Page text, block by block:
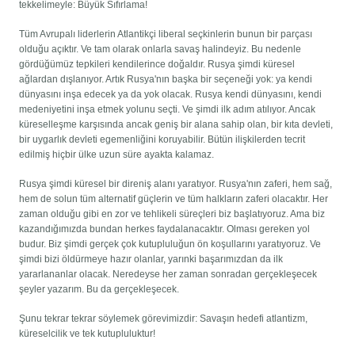
tekkelimeyle: Büyük Sıfırlama!
Tüm Avrupalı ​​liderlerin Atlantikçi liberal seçkinlerin bunun bir parçası
olduğu açıktır. Ve tam olarak onlarla savaş halindeyiz. Bu nedenle
gördüğümüz tepkileri kendilerince doğaldır. Rusya şimdi küresel
ağlardan dışlanıyor. Artık Rusya'nın başka bir seçeneği yok: ya kendi
dünyasını inşa edecek ya da yok olacak. Rusya kendi dünyasını, kendi
medeniyetini inşa etmek yolunu seçti. Ve şimdi ilk adım atılıyor. Ancak
küreselleşme karşısında ancak geniş bir alana sahip olan, bir kıta devleti,
bir uygarlık devleti egemenliğini koruyabilir. Bütün ilişkilerden tecrit
edilmiş hiçbir ülke uzun süre ayakta kalamaz.
Rusya şimdi küresel bir direniş alanı yaratıyor. Rusya'nın zaferi, hem sağ,
hem de solun tüm alternatif güçlerin ve tüm halkların zaferi olacaktır. Her
zaman olduğu gibi en zor ve tehlikeli süreçleri biz başlatıyoruz. Ama biz
kazandığımızda bundan herkes faydalanacaktır. Olması gereken yol
budur. Biz şimdi gerçek çok kutupluluğun ön koşullarını yaratıyoruz. Ve
şimdi bizi öldürmeye hazır olanlar, yarınki başarımızdan da ilk
yararlananlar olacak. Neredeyse her zaman sonradan gerçekleşecek
şeyler yazarım. Bu da gerçekleşecek.
Şunu tekrar tekrar söylemek görevimizdir: Savaşın hedefi atlantizm,
küreselcilik ve tek kutupluluktur!